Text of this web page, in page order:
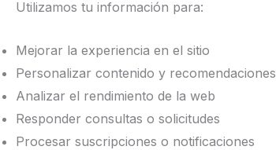
Utilizamos tu información para:
Mejorar la experiencia en el sitio
Personalizar contenido y recomendaciones
Analizar el rendimiento de la web
Responder consultas o solicitudes
Procesar suscripciones o notificaciones